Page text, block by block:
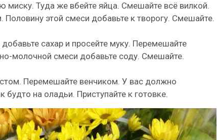
миску. Туда же вбейте яйца. Смешайте всё вилкой.
этой смеси добавьте к творогу. Смешайте.
сахар и просейте муку. Перемешайте
молочной смеси добавьте соду. Смешайте.
Перемешайте венчиком. У вас должно
будто на оладьи. Приступайте к готовке.